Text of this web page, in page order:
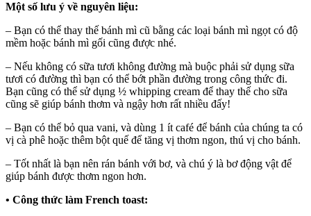
Một số lưu ý về nguyên liệu:
– Bạn có thể thay thế bánh mì cũ bằng các loại bánh mì ngọt có độ
mềm hoặc bánh mì gối cũng được nhé.
– Nếu không có sữa tươi không đường mà buộc phải sử dụng sữa
tươi có đường thì bạn có thể bớt phần đường trong công thức đi.
Bạn cũng có thể sử dụng ½ whipping cream để thay thế cho sữa
cũng sẽ giúp bánh thơm và ngậy hơn rất nhiều đấy!
– Bạn có thể bỏ qua vani, và dùng 1 ít café để bánh của chúng ta có
vị cà phê hoặc thêm bột quế để tăng vị thơm ngon, thú vị cho bánh.
– Tốt nhất là bạn nên rán bánh với bơ, và chú ý là bơ động vật để
giúp bánh được thơm ngon hơn.
• Công thức làm French toast: